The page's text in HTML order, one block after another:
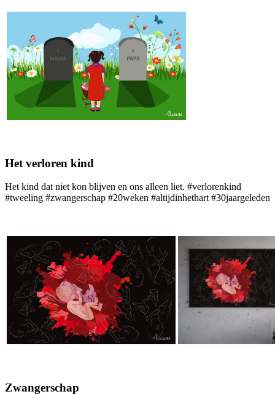
Het verloren kind
Het kind dat niet kon blijven en ons alleen liet. #verlorenkind
#tweeling #zwangerschap #20weken #altijdinhethart #30jaargeleden
Zwangerschap